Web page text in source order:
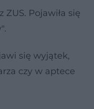
Pojawiła się
się wyjątek,
czy w aptece